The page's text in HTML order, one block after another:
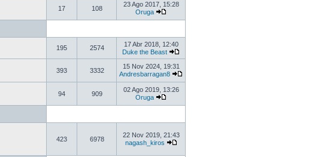
17 108
23 Ago 2017, 15:28
Oruga
195 2574
17 Abr 2018, 12:40
Duke the Beast
393 3332
15 Nov 2024, 19:31
Andresbarragan8
94 909
02 Ago 2019, 13:26
Oruga
423 6978
22 Nov 2019, 21:43
nagash_kiros